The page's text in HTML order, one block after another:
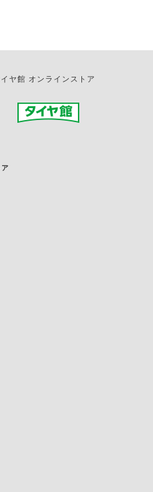
ヤ館 オンラインストア